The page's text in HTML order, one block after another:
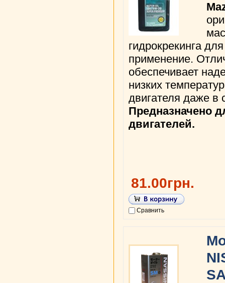
гидрокрекинга
применение.
обеспечивает
низких
двигателя даже
Предназначено
двигателей.
81.00грн.
Сравнить